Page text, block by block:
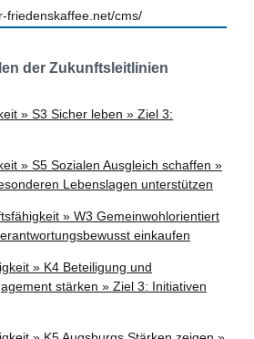
friedenskaffee.net/cms/
der Zukunftsleitlinien
» S3 Sicher leben » Ziel 3:
» S5 Sozialen Ausgleich schaffen »
Lebenslagen unterstützen
» W3 Gemeinwohlorientiert
einkaufen
» K4 Beteiligung und
stärken » Ziel 3: Initiativen